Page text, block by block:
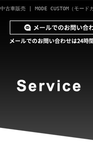
古車販売 | MODE CUSTOM（モード